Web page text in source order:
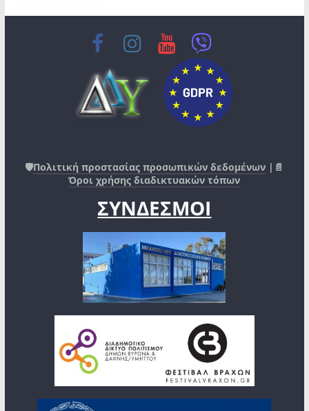
🛡️Πολιτική προστασίας προσωπικών δεδομένων |📄
Όροι χρήσης διαδικτυακών τόπων
ΣΥΝΔΕΣΜΟΙ